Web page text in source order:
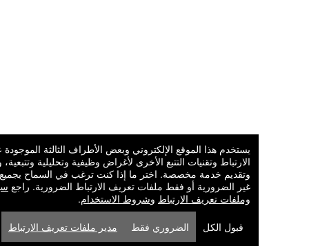
يستخدم هذا الموقع الإلكتروني وبعض الأطراف الثالثة الموجودة عليه ملفات
الارتباط وتقنيات التتبع الأخرى لأغراض وظيفية وتحليلية وتتبعية، وذلك لفهم
وتقديم خدمة مخصصة. اختر ما إذا كنت ترغب في السماح بجميع ملفات
غير الضرورية أو فقط ملفات تعريف الارتباط الضرورية. راجعسياسة
وملفات تعريف الارتباطوشروط الاستخدام.
الضروري فقط مدير ملفات تعريف الارتباط